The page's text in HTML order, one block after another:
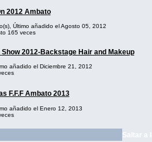
2012 Ambato
Último añadido el Agosto 05, 2012
165 veces
2012-Backstage Hair and Makeup
añadido el Diciembre 21, 2012
F.F.F Ambato 2013
añadido el Enero 12, 2013
Saltar a